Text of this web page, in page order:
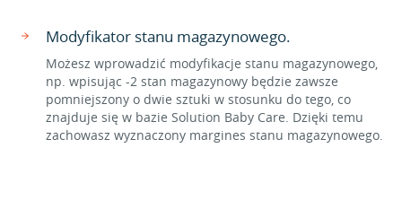
Modyfikator stanu magazynowego.
Możesz wprowadzić modyfikacje stanu magazynowego,
np. wpisując -2 stan magazynowy będzie zawsze
pomniejszony o dwie sztuki w stosunku do tego, co
znajduje się w bazie Solution Baby Care. Dzięki temu
zachowasz wyznaczony margines stanu magazynowego.